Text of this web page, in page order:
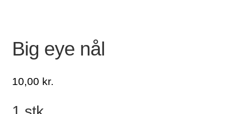
Kontakt
Lagersalg
Min Konto
Big eye nål
10,00 kr.